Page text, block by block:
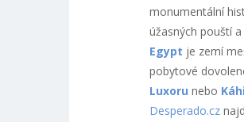
monumentální
úžasných pouští
Egypt je zemí
pobytové
Luxoru nebo
Desperado.cz